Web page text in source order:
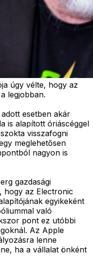
úgy vélte, hogy az
legjobban.
esetben akár
is alapított óriáscéggel
visszafogni
meglehetősen
nagyon is
gazdasági
hogy az Electronic
egyikeként
való
pont ez utóbbi
Az Apple
lenne
ha a vállalat önként